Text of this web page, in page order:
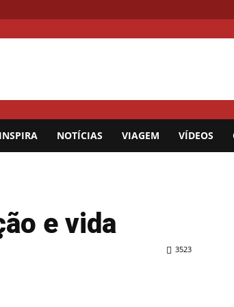
NOTÍCIAS VIAGEM VÍDEOS
e vida
3523